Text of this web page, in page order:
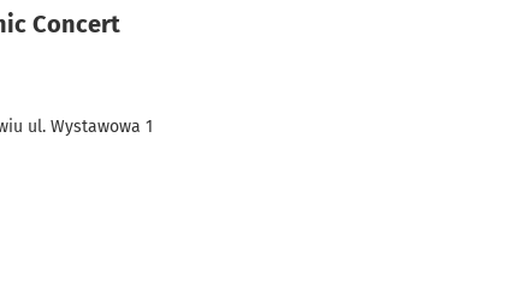
Concert
ul. Wystawowa 1